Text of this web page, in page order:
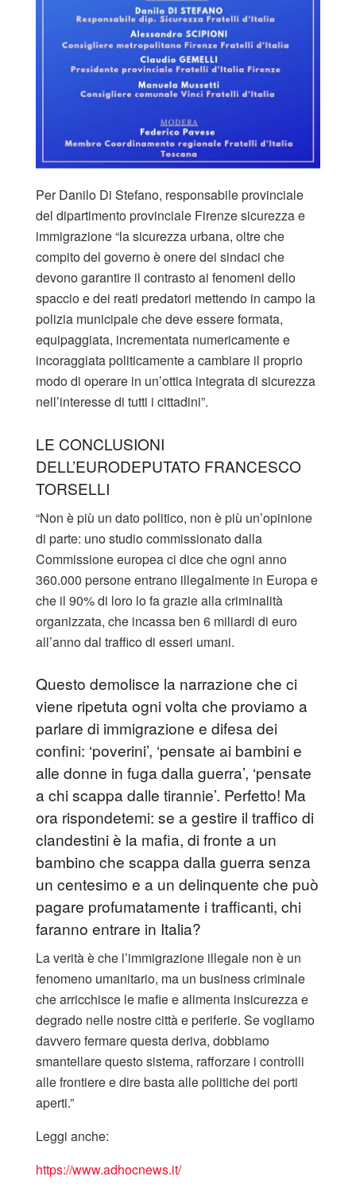
Per Danilo Di Stefano, responsabile provinciale
del dipartimento provinciale Firenze sicurezza e
immigrazione “la sicurezza urbana, oltre che
compito del governo è onere dei sindaci che
devono garantire il contrasto ai fenomeni dello
spaccio e dei reati predatori mettendo in campo la
polizia municipale che deve essere formata,
equipaggiata, incrementata numericamente e
incoraggiata politicamente a cambiare il proprio
modo di operare in un’ottica integrata di sicurezza
nell’interesse di tutti i cittadini”.
LE CONCLUSIONI
DELL’EURODEPUTATO FRANCESCO
TORSELLI
“Non è più un dato politico, non è più un’opinione
di parte: uno studio commissionato dalla
Commissione europea ci dice che ogni anno
360.000 persone entrano illegalmente in Europa e
che il 90% di loro lo fa grazie alla criminalità
organizzata, che incassa ben 6 miliardi di euro
all’anno dal traffico di esseri umani.
Questo demolisce la narrazione che ci
viene ripetuta ogni volta che proviamo a
parlare di immigrazione e difesa dei
confini: ‘poverini’, ‘pensate ai bambini e
alle donne in fuga dalla guerra’, ‘pensate
a chi scappa dalle tirannie’. Perfetto! Ma
ora rispondetemi: se a gestire il traffico di
clandestini è la mafia, di fronte a un
bambino che scappa dalla guerra senza
un centesimo e a un delinquente che può
pagare profumatamente i trafficanti, chi
faranno entrare in Italia?
La verità è che l’immigrazione illegale non è un
fenomeno umanitario, ma un business criminale
che arricchisce le mafie e alimenta insicurezza e
degrado nelle nostre città e periferie. Se vogliamo
davvero fermare questa deriva, dobbiamo
smantellare questo sistema, rafforzare i controlli
alle frontiere e dire basta alle politiche dei porti
aperti.”
Leggi anche:
https://www.adhocnews.it/